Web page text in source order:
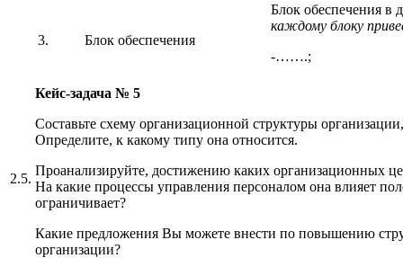
3. Блок обеспечения
Блок обеспечения в
каждому блоку
-…….;
2.5.
Кейс-задача № 5
Составьте схему организационной структуры
Определите, к какому типу она относится.
Проанализируйте, достижению каких организационных
На какие процессы управления персоналом она влияет
ограничивает?
Какие предложения Вы можете внести по повышению
организации?